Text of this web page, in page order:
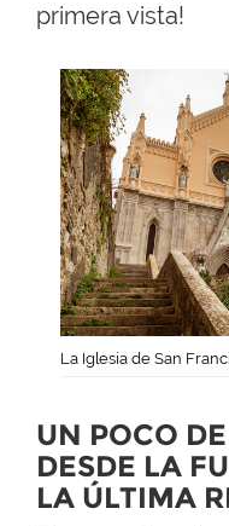
primera vista!
La Iglesia de San
UN POCO
DESDE LA
LA ÚLTIMA